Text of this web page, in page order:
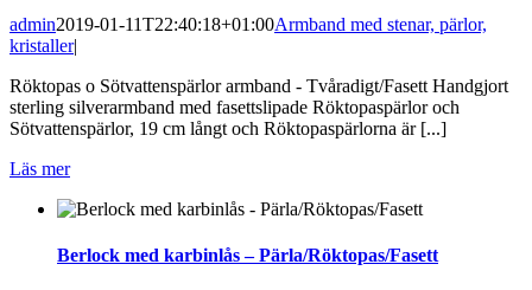
admin2019-01-11T22:40:18+01:00Armband med stenar, pärlor,
kristaller|
Röktopas o Sötvattenspärlor armband - Tvåradigt/Fasett Handgjort
sterling silverarmband med fasettslipade Röktopaspärlor och
Sötvattenspärlor, 19 cm långt och Röktopaspärlorna är [...]
Läs mer
Berlock med karbinlås – Pärla/Röktopas/Fasett